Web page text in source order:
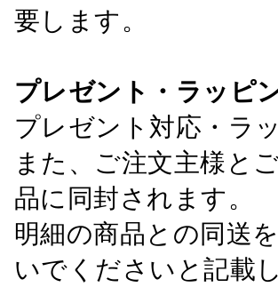
要します。
プレゼント・ラッピ
プレゼント対応・ラ
また、ご注文主様と
品に同封されます。
明細の商品との同送
いでくださいと記載